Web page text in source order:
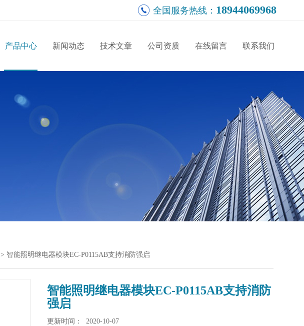
全国服务热线： 18944069968
产品中心 新闻动态 技术文章 公司资质 在线留言 联系我们
> 智能照明继电器模块EC-P0115AB支持消防强启
智能照明继电器模块EC-P0115AB支持消防
强启
更新时间： 2020-10-07